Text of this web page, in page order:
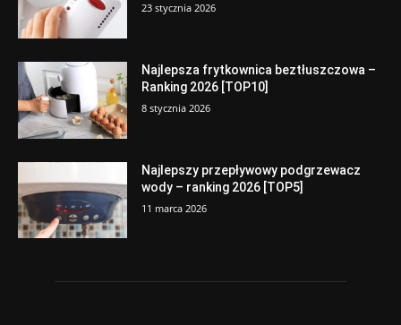
23 stycznia 2026
Najlepsza frytkownica beztłuszczowa –
Ranking 2026 [TOP10]
8 stycznia 2026
Najlepszy przepływowy podgrzewacz
wody – ranking 2026 [TOP5]
11 marca 2026